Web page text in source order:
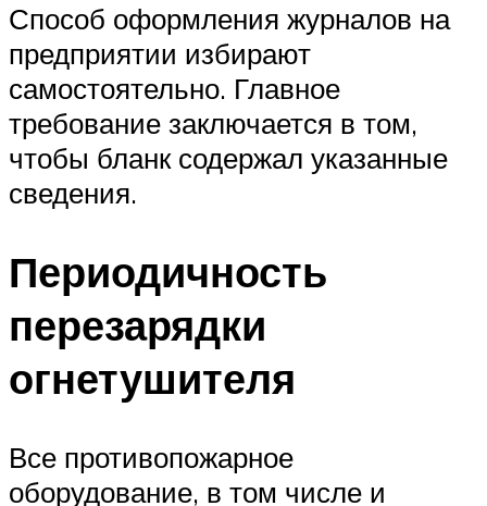
Способ оформления журналов на
предприятии избирают
самостоятельно. Главное
требование заключается в том,
чтобы бланк содержал указанные
сведения.
Периодичность
перезарядки
огнетушителя
Все противопожарное
оборудование, в том числе и